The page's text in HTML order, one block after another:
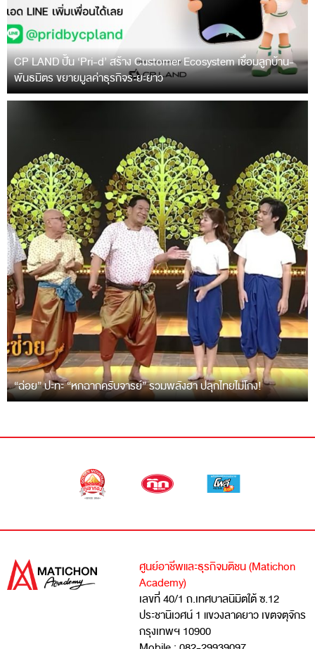
CP LAND ปั้น ‘Pri-d’ สร้าง Customer Ecosystem เชื่อมลูกบ้าน-
พันธมิตร ขยายมูลค่าธุรกิจระยะยาว
“ฉ่อย” ปะทะ “หกฉากครับจารย์” รวมพลังฮา ปลุกไทยไม่โกง!
ศูนย์อาชีพและธุรกิจมติชน (Matichon
Academy)
เลขที่ 40/1 ถ.เทศบาลนิมิตใต้ ซ.12
ประชานิเวศน์ 1 แขวงลาดยาว เขตจตุจักร
กรุงเทพฯ 10900